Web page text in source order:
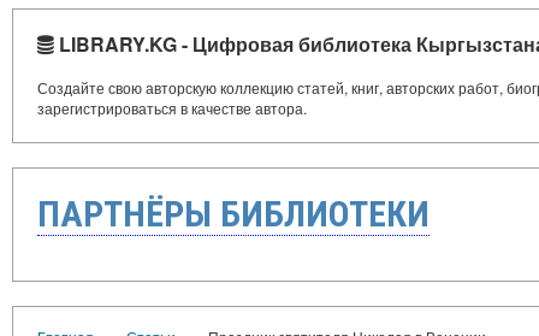
LIBRARY.KG - Цифровая библиотека
Создайте свою авторскую коллекцию статей, книг, авторских работ,
зарегистрироваться в качестве автора.
ПАРТНЁРЫ БИБЛИОТЕКИ